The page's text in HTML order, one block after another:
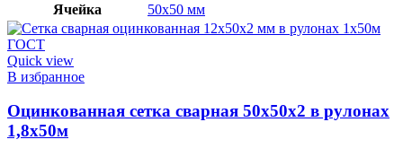
Ячейка
50х50 мм
Quick view
В избранное
Оцинкованная сетка сварная 50х50х2 в рулонах
1,8х50м